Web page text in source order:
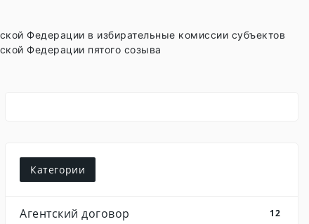
Федерации в избирательные комиссии субъектов
Федерации пятого созыва
Категории
Агентский договор 12